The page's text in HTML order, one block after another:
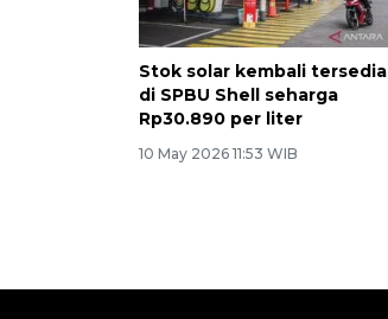
Stok solar kembali tersedia
di SPBU Shell seharga
Rp30.890 per liter
10 May 2026 11:53 WIB